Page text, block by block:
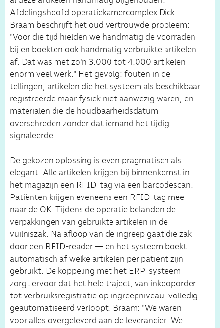
Afdelingshoofd operatiekamercomplex Dick
Braam beschrijft het oud vertrouwde probleem:
"Voor die tijd hielden we handmatig de voorraden
bij en boekten ook handmatig verbruikte artikelen
af. Dat was met zo'n 3.000 tot 4.000 artikelen
enorm veel werk." Het gevolg: fouten in de
tellingen, artikelen die het systeem als beschikbaar
registreerde maar fysiek niet aanwezig waren, en
materialen die de houdbaarheidsdatum
overschreden zonder dat iemand het tijdig
signaleerde.
De gekozen oplossing is even pragmatisch als
elegant. Alle artikelen krijgen bij binnenkomst in
het magazijn een RFID-tag via een barcodescan.
Patiënten krijgen eveneens een RFID-tag mee
naar de OK. Tijdens de operatie belanden de
verpakkingen van gebruikte artikelen in de
vuilniszak. Na afloop van de ingreep gaat die zak
door een RFID-reader — en het systeem boekt
automatisch af welke artikelen per patiënt zijn
gebruikt. De koppeling met het ERP-systeem
zorgt ervoor dat het hele traject, van inkooporder
tot verbruiksregistratie op ingreepniveau, volledig
geautomatiseerd verloopt. Braam: "We waren
voor alles overgeleverd aan de leverancier. We